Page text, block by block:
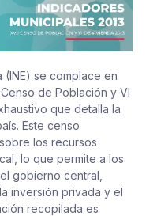
(INE) se complace en
de Población y VI
que detalla la
Este censo
los recursos
lo que permite a los
gobierno central,
inversión privada y el
recopilada es